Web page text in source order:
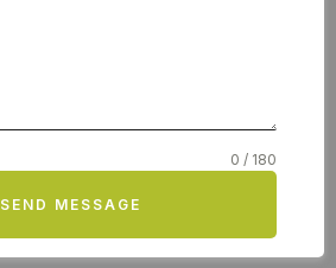
0 / 180
SEND MESSAGE